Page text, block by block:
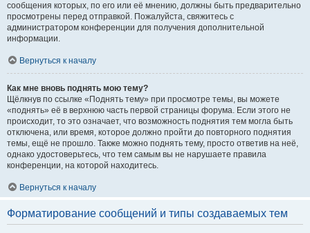
сообщения которых, по его или её мнению, должны быть предварительно
просмотрены перед отправкой. Пожалуйста, свяжитесь с
администратором конференции для получения дополнительной
информации.
Вернуться к началу
Как мне вновь поднять мою тему?
Щёлкнув по ссылке «Поднять тему» при просмотре темы, вы можете
«поднять» её в верхнюю часть первой страницы форума. Если этого не
происходит, то это означает, что возможность поднятия тем могла быть
отключена, или время, которое должно пройти до повторного поднятия
темы, ещё не прошло. Также можно поднять тему, просто ответив на неё,
однако удостоверьтесь, что тем самым вы не нарушаете правила
конференции, на которой находитесь.
Вернуться к началу
Форматирование сообщений и типы создаваемых тем